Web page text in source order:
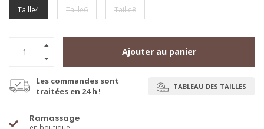
Taille4 Taille6 Taille8
Ajouter au panier
Les commandes sont
traitées en 24 h !
TABLEAU DES TAILLES
Ramassage